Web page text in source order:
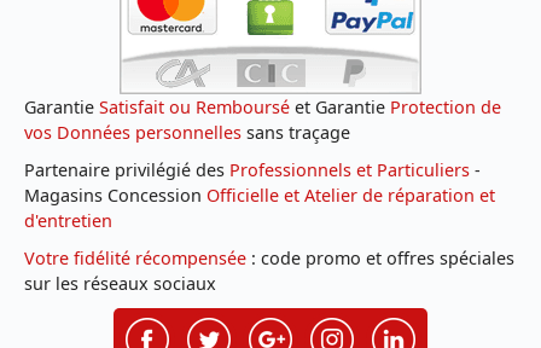
Garantie Satisfait ou Remboursé et Garantie Protection de
vos Données personnelles sans traçage
Partenaire privilégié des Professionnels et Particuliers -
Magasins Concession Officielle et Atelier de réparation et
d'entretien
Votre fidélité récompensée : code promo et offres spéciales
sur les réseaux sociaux